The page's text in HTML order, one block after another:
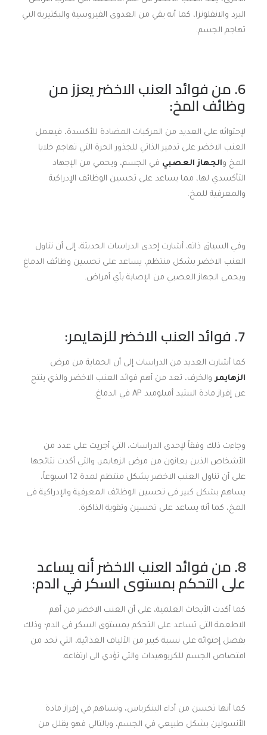
البرد والانفلونزا، كما أنه يقي من العدوى الفيروسية والبكتيرية التي
تهاجم الجسم.
6. من فوائد العنب الاخضر يعزز من
وظائف المخ:
لإحتوائه على العديد من المركبات المضادة للأكسدة، فيعمل
العنب الاخضر على تدمير الذاتي للجذور الحرة التي تهاجم خلايا
المخ والجهاز العصبي في الجسم، ويحمي من الإجهاد
التأكسدي لها، مما يساعد على تحسين الوظائف الإدراكية
والمعرفية للمخ.
وفي السياق ذاته، أشارت إحدى الدراسات الحديثة، إلى أن تناول
العنب الاخضر بشكل منتظم، يساعد على تحسين وظائف الدماغ
ويحمي الجهاز العصبي من الإصابة بأي أمراض.
7. فوائد العنب الاخضر للزهايمر:
كما أشارت العديد من الدراسات إلى أن الحماية من مرض
الزهايمروالخرف، تعد من أهم فوائد العنب الاخضر والذي ينتج
عن إفراز مادة الببتيد أميلوميد AP في الدماغ.
وجاءت ذلك وفقاً لإحدى الدراسات، التي أجريت على عدد من
الأشخاص الذين يعانون من مرض الزهايمر، والتي أكدت نتائجها
على أن تناول العنب الاخضر بشكل منتظم لمدة 12 اسبوعاً،
يساهم بشكل كبير في تحسين الوظائف المعرفية والإدراكية في
المخ، كما أنه يساعد على تحسين وتقوية الذاكرة.
8. من فوائد العنب الاخضر أنه يساعد
على التحكم بمستوىالسكرفي الدم:
كما أكدت الأبحاث العلمية، على أن العنب الاخضر من أهم
الاطعمة التي تساعد على التحكم بمستوى السكر في الدم؛ وذلك
بفضل إحتوائه على نسبة كبير من الألياف الغذائية، التي تحد من
امتصاص الجسم للكربوهيدات والتي تؤدي الى ارتفاعه.
كما أنها تحسن من أداء البنكرياس، وتساهم في إفراز مادة
الأنسولين بشكل طبيعي في الجسم، وبالتالي فهو يقلل من